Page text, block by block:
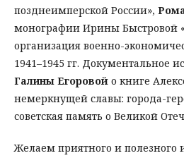
позднеимперской России»,
монографии Ирины Быстровой
организация военно-
1941–1945 гг. Документальное
Галины Егоровой о книге
немеркнущей славы: города-
советская память о Великой
Желаем приятного и полезного